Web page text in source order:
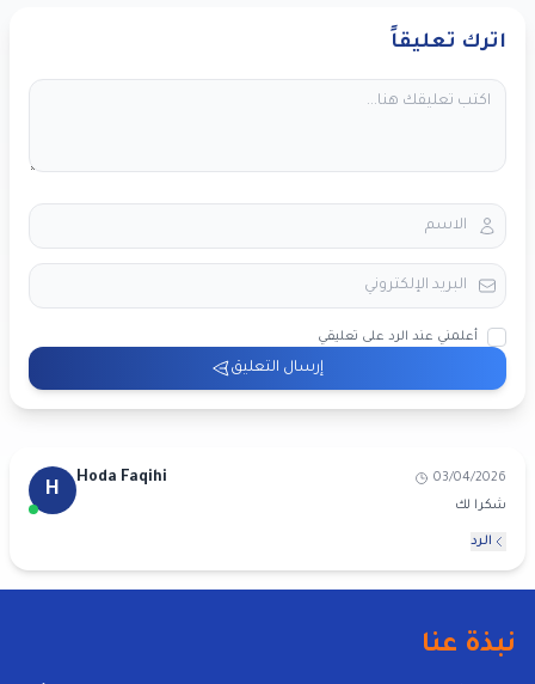
اترك تعليقاً
أعلمني عند الرد على تعليقي
إرسال التعليق
H
03/04/2026
Hoda Faqihi
شكرا لك
الرد
نبذة عنا